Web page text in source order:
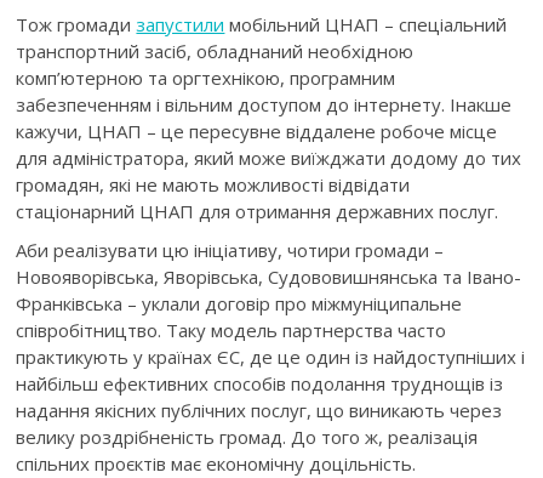
Тож громадизапустили мобільний ЦНАП – спеціальний
транспортний засіб, обладнаний необхідною
комп’ютерною та оргтехнікою, програмним
забезпеченням і вільним доступом до інтернету. Інакше
кажучи, ЦНАП – це пересувне віддалене робоче місце
для адміністратора, який може виїжджати додому до тих
громадян, які не мають можливості відвідати
стаціонарний ЦНАП для отримання державних послуг.
Аби реалізувати цю ініціативу, чотири громади –
Новояворівська, Яворівська, Судововишнянська та Івано-
Франківська – уклали договір про міжмуніципальне
співробітництво. Таку модель партнерства часто
практикують у країнах ЄС, де це один із найдоступніших і
найбільш ефективних способів подолання труднощів із
надання якісних публічних послуг, що виникають через
велику роздрібненість громад. До того ж, реалізація
спільних проєктів має економічну доцільність.